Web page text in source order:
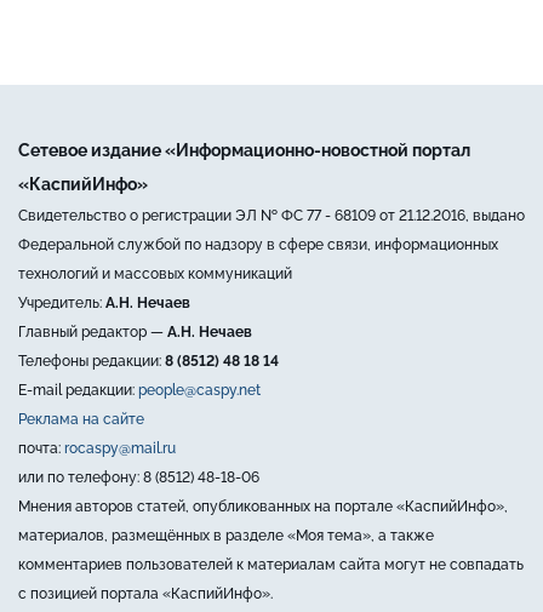
Сетевое издание «Информационно-новостной портал
«КаспийИнфо»
Свидетельство о регистрации ЭЛ № ФС 77 - 68109 от 21.12.2016, выдано
Федеральной службой по надзору в сфере связи, информационных
технологий и массовых коммуникаций
Учредитель: А.Н. Нечаев
Главный редактор — А.Н. Нечаев
Телефоны редакции: 8 (8512) 48 18 14
E-mail редакции: people@caspy.net
Реклама на сайте
почта: rocaspy@mail.ru
или по телефону: 8 (8512) 48-18-06
Мнения авторов статей, опубликованных на портале «КаспийИнфо»,
материалов, размещённых в разделе «Моя тема», а также
комментариев пользователей к материалам сайта могут не совпадать
с позицией портала «КаспийИнфо».